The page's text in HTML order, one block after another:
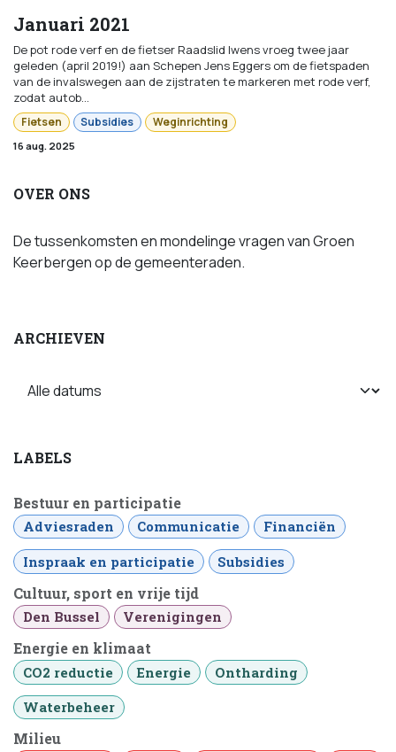
Januari 2021
De pot rode verf en de fietser Raadslid Iwens vroeg twee jaar
geleden (april 2019!) aan Schepen Jens Eggers om de fietspaden
van de invalswegen aan de zijstraten te markeren met rode verf,
zodat autob...
Fietsen Subsidies Weginrichting
16 aug. 2025
OVER ONS
De tussenkomsten en mondelinge vragen van Groen
Keerbergen op de gemeenteraden.
ARCHIEVEN
LABELS
Bestuur en participatie
Adviesraden Communicatie
Financiën
Inspraak en participatie
Subsidies
Cultuur, sport en vrije tijd
Den Bussel Verenigingen
Energie en klimaat
CO2 reductie Energie
Ontharding
Waterbeheer
Milieu